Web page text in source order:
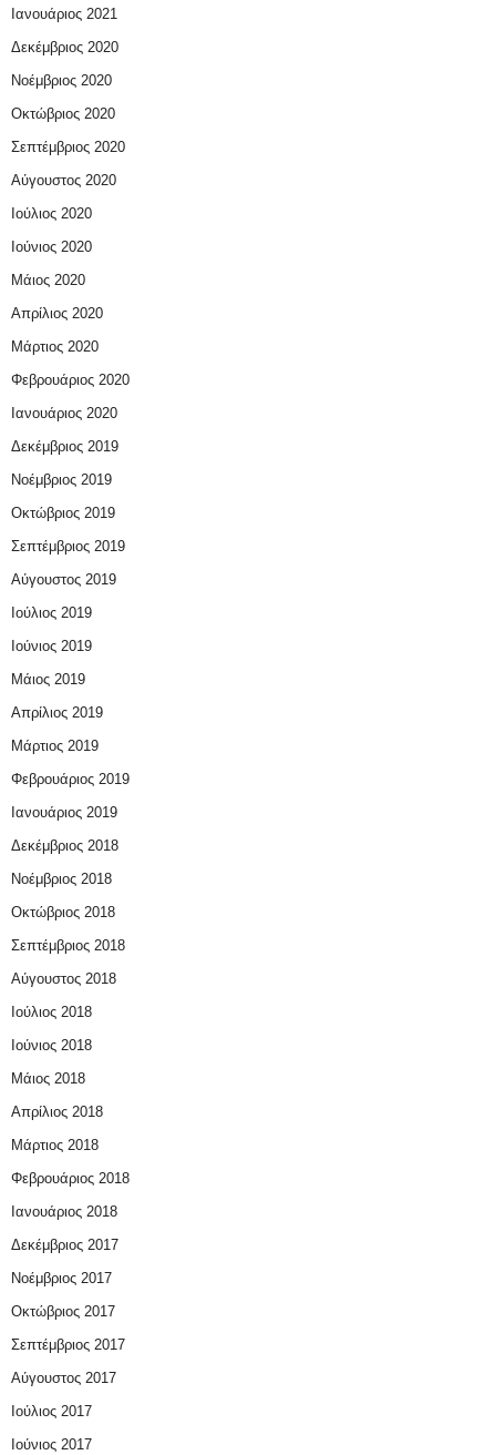
Ιανουάριος 2021
Δεκέμβριος 2020
Νοέμβριος 2020
Οκτώβριος 2020
Σεπτέμβριος 2020
Αύγουστος 2020
Ιούλιος 2020
Ιούνιος 2020
Μάιος 2020
Απρίλιος 2020
Μάρτιος 2020
Φεβρουάριος 2020
Ιανουάριος 2020
Δεκέμβριος 2019
Νοέμβριος 2019
Οκτώβριος 2019
Σεπτέμβριος 2019
Αύγουστος 2019
Ιούλιος 2019
Ιούνιος 2019
Μάιος 2019
Απρίλιος 2019
Μάρτιος 2019
Φεβρουάριος 2019
Ιανουάριος 2019
Δεκέμβριος 2018
Νοέμβριος 2018
Οκτώβριος 2018
Σεπτέμβριος 2018
Αύγουστος 2018
Ιούλιος 2018
Ιούνιος 2018
Μάιος 2018
Απρίλιος 2018
Μάρτιος 2018
Φεβρουάριος 2018
Ιανουάριος 2018
Δεκέμβριος 2017
Νοέμβριος 2017
Οκτώβριος 2017
Σεπτέμβριος 2017
Αύγουστος 2017
Ιούλιος 2017
Ιούνιος 2017